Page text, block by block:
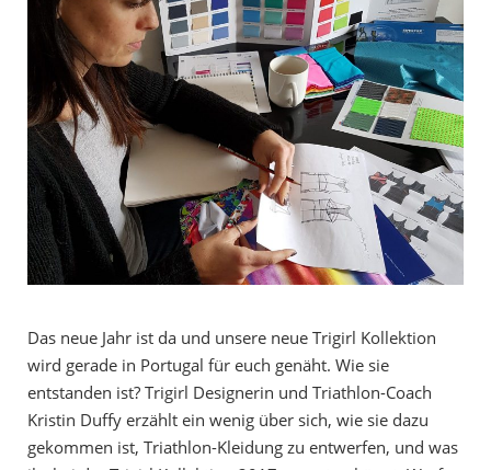
Das neue Jahr ist da und unsere neue Trigirl Kollektion
wird gerade in Portugal für euch genäht. Wie sie
entstanden ist? Trigirl Designerin und Triathlon-Coach
Kristin Duffy erzählt ein wenig über sich, wie sie dazu
gekommen ist, Triathlon-Kleidung zu entwerfen, und was